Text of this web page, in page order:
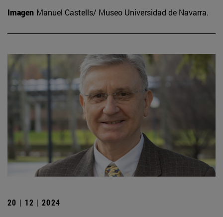
Imagen Manuel Castells/ Museo Universidad de Navarra.
20 | 12 | 2024